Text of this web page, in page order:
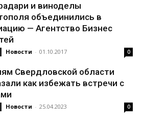
и виноделы
объединились в
— Агентство Бизнес
Новости - 01.10.2017 0
Свердловской области
как избежать встречи с
Новости - 25.04.2023 0